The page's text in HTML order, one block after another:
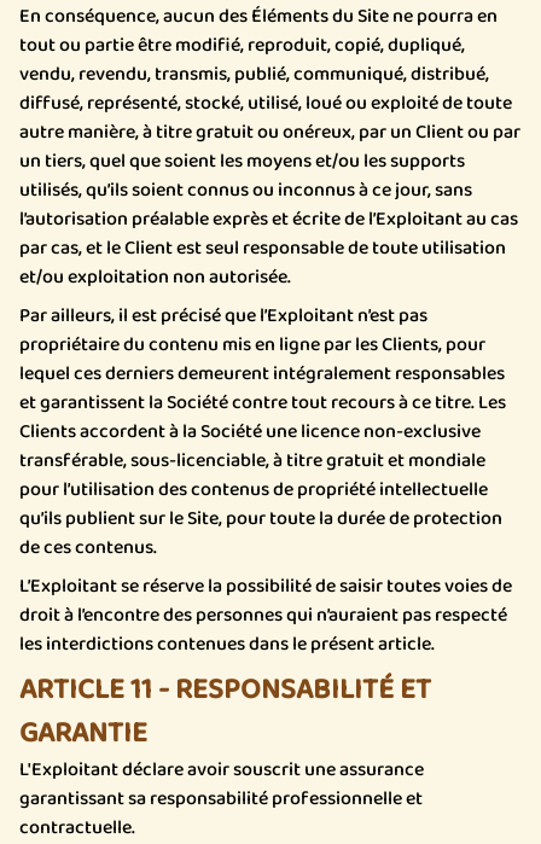
En conséquence, aucun des Éléments du Site ne pourra en
tout ou partie être modifié, reproduit, copié, dupliqué,
vendu, revendu, transmis, publié, communiqué, distribué,
diffusé, représenté, stocké, utilisé, loué ou exploité de toute
autre manière, à titre gratuit ou onéreux, par un Client ou par
un tiers, quel que soient les moyens et/ou les supports
utilisés, qu’ils soient connus ou inconnus à ce jour, sans
l’autorisation préalable exprès et écrite de l’Exploitant au cas
par cas, et le Client est seul responsable de toute utilisation
et/ou exploitation non autorisée.
Par ailleurs, il est précisé que l’Exploitant n’est pas
propriétaire du contenu mis en ligne par les Clients, pour
lequel ces derniers demeurent intégralement responsables
et garantissent la Société contre tout recours à ce titre. Les
Clients accordent à la Société une licence non-exclusive
transférable, sous-licenciable, à titre gratuit et mondiale
pour l’utilisation des contenus de propriété intellectuelle
qu’ils publient sur le Site, pour toute la durée de protection
de ces contenus.
L’Exploitant se réserve la possibilité de saisir toutes voies de
droit à l’encontre des personnes qui n’auraient pas respecté
les interdictions contenues dans le présent article.
ARTICLE 11 - RESPONSABILITÉ ET
GARANTIE
L'Exploitant déclare avoir souscrit une assurance
garantissant sa responsabilité professionnelle et
contractuelle.